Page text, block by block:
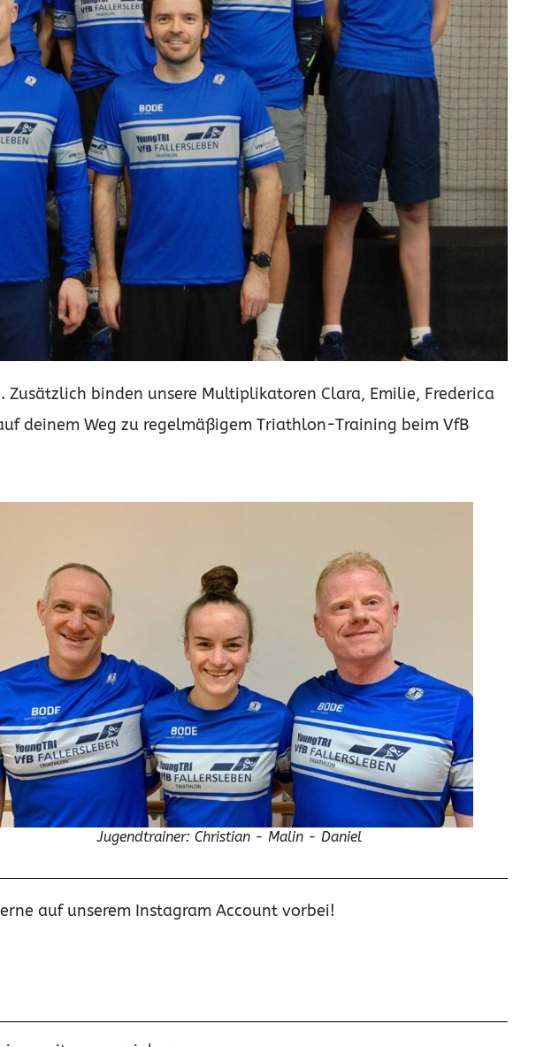
binden unsere Multiplikatoren Clara, Emilie, Frederica
deinem Weg zu regelmäßigem Triathlon-Training beim VfB
Jugendtrainer: Christian - Malin - Daniel
auf unserem Instagram Account vorbei!